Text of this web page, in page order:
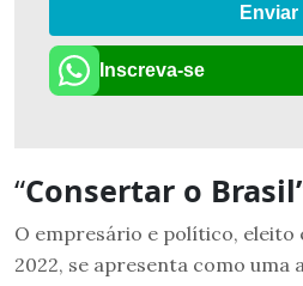
Enviar
Inscreva-se
“Consertar o
O empresário e político, eleito
2022, se apresenta como uma